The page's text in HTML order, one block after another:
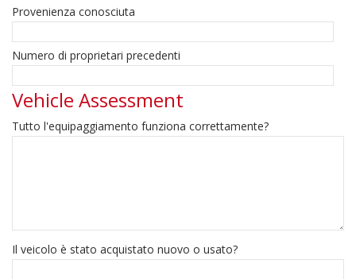
Provenienza conosciuta
Numero di proprietari precedenti
Vehicle Assessment
Tutto l'equipaggiamento funziona correttamente?
Il veicolo è stato acquistato nuovo o usato?